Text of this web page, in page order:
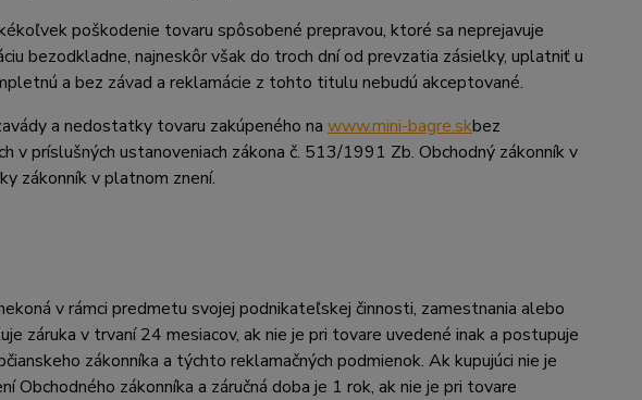
poškodenie tovaru spôsobené prepravou, ktoré sa neprejavuje
bezodkladne, najneskôr však do troch dní od prevzatia zásielky, uplatniť u
a bez závad a reklamácie z tohto titulu nebudú akceptované.
a nedostatky tovaru zakúpeného na www.mini-bagre.skbez
v príslušných ustanoveniach zákona č. 513/1991 Zb. Obchodný zákonník v
zákonník v platnom znení.
v rámci predmetu svojej podnikateľskej činnosti, zamestnania alebo
záruka v trvaní 24 mesiacov, ak nie je pri tovare uvedené inak a postupuje
zákonníka a týchto reklamačných podmienok. Ak kupujúci nie je
zákonníka a záručná doba je 1 rok, ak nie je pri tovare